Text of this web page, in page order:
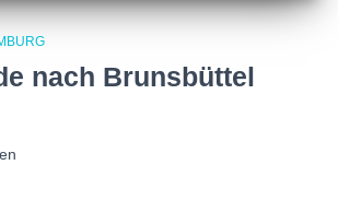
nach Brunsbüttel